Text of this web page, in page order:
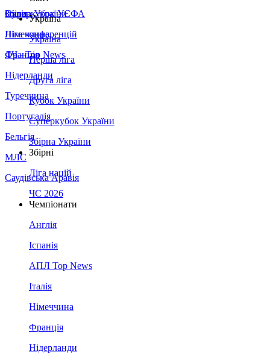
Збірна України
Італія
Німеччина
Франція
Нідерланди
Туреччина
Португалія
Бельгія
МЛС
Саудівська Аравія
Суперкубок УЄФА
Ліга конференцій
ЛЧ - Top News
Україна
Україна
Перша ліга
Друга ліга
Кубок України
Суперкубок України
Збірна України
Збірні
Ліга націй
ЧС 2026
Чемпіонати
Англія
Іспанія
АПЛ Top News
Італія
Німеччина
Франція
Нідерланди